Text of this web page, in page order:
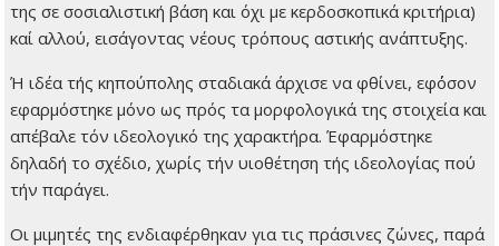
της σε σοσιαλιστική βάση και όχι με κερδοσκοπικά κριτήρια)
καί αλλού, εισάγοντας νέους τρόπους αστικής ανάπτυξης.
Ή ιδέα τής κηπούπολης σταδιακά άρχισε να φθίνει, εφ΄όσον
εφαρμόστηκε μόνο ως πρός τα μορφολογικά της στοιχεία και
απέβαλε τόν ιδεολογικό της χαρακτήρα. Έφαρμόστηκε
δηλαδή το σχέδιο, χωρίς τήν υιοθέτηση τής ιδεολογίας πού
τήν παράγει.
Οι μιμητές της ενδιαφέρθηκαν για τις πράσινες ζώνες, παρά